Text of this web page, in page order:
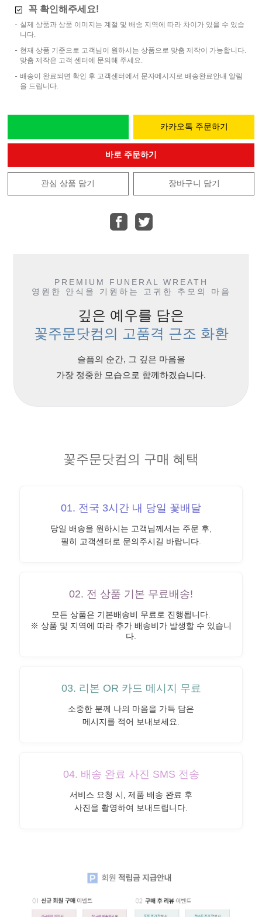
꼭 확인해주세요!
실제 상품과 상품 이미지는 계절 및 배송 지역에 따라 차이가 있을 수 있습
니다.
현재 상품 기준으로 고객님이 원하시는 상품으로 맞춤 제작이 가능합니다.
맞춤 제작은 고객 센터에 문의해 주세요.
배송이 완료되면 확인 후 고객센터에서 문자메시지로 배송완료안내 알림
을 드립니다.
카카오톡 주문하기
바로 주문하기
관심 상품 담기 장바구니 담기
PREMIUM FUNERAL WREATH
영원한 안식을 기원하는 고귀한 추모의 마음
깊은 예우를 담은
꽃주문닷컴의 고품격 근조 화환
슬픔의 순간, 그 깊은 마음을
가장 정중한 모습으로 함께하겠습니다.
꽃주문닷컴의 구매 혜택
01. 전국 3시간 내 당일 꽃배달
당일 배송을 원하시는 고객님께서는 주문 후,
필히 고객센터로 문의주시길 바랍니다.
02. 전 상품 기본 무료배송!
모든 상품은 기본배송비 무료로 진행됩니다.
※ 상품 및 지역에 따라 추가 배송비가 발생할 수 있습니
다.
03. 리본 OR 카드 메시지 무료
소중한 분께 나의 마음을 가득 담은
메시지를 적어 보내보세요.
04. 배송 완료 사진 SMS 전송
서비스 요청 시, 제품 배송 완료 후
사진을 촬영하여 보내드립니다.